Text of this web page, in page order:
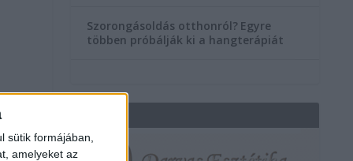
sütik formájában,
amelyeket az
Szorongásoldás otthonról? Egyre
többen próbálják ki a hangterápiát